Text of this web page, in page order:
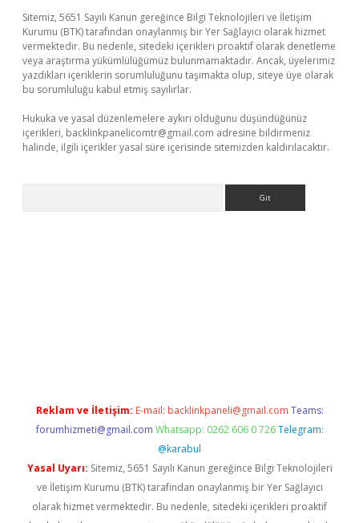
Sitemiz, 5651 Sayılı Kanun gereğince Bilgi Teknolojileri ve İletişim
Kurumu (BTK) tarafından onaylanmış bir Yer Sağlayıcı olarak hizmet
vermektedir. Bu nedenle, sitedeki içerikleri proaktif olarak denetleme
veya araştırma yükümlülüğümüz bulunmamaktadır. Ancak, üyelerimiz
yazdıkları içeriklerin sorumluluğunu taşımakta olup, siteye üye olarak
bu sorumluluğu kabul etmiş sayılırlar.
Hukuka ve yasal düzenlemelere aykırı olduğunu düşündüğünüz
içerikleri, backlinkpanelicomtr@gmail.com adresine bildirmeniz
halinde, ilgili içerikler yasal süre içerisinde sitemizden kaldırılacaktır.
Reklam ve İletişim: E-mail: backlinkpaneli@gmail.com Teams:
forumhizmeti@gmail.com Whatsapp: 0262 606 0 726 Telegram:
@karabul
Yasal Uyarı: Sitemiz, 5651 Sayılı Kanun gereğince Bilgi Teknolojileri
ve İletişim Kurumu (BTK) tarafından onaylanmış bir Yer Sağlayıcı
olarak hizmet vermektedir. Bu nedenle, sitedeki içerikleri proaktif